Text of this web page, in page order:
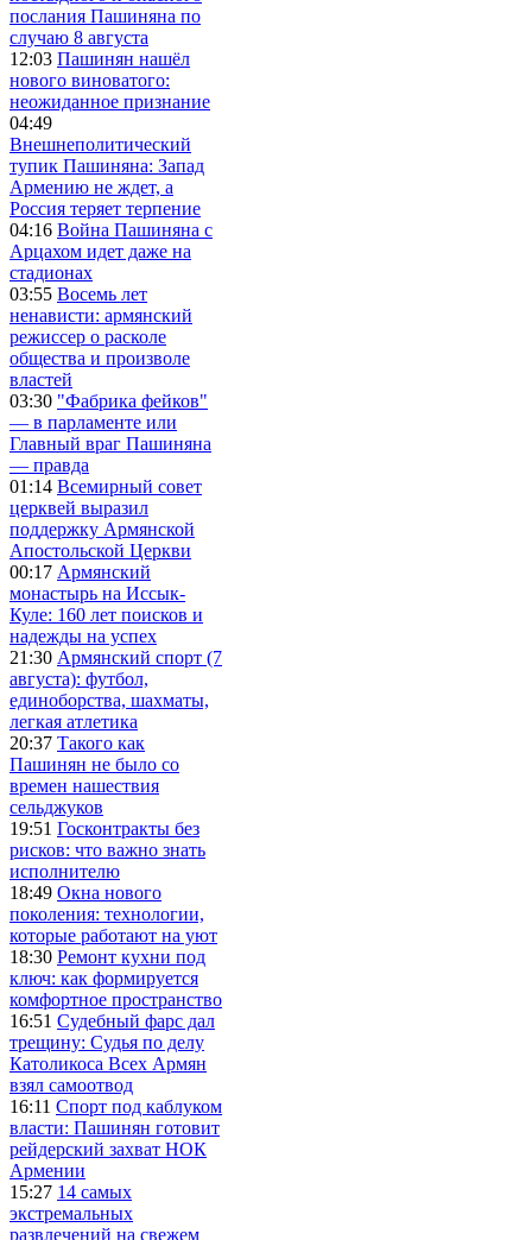
послания Пашиняна по
случаю 8 августа
12:03 Пашинян нашёл
нового виноватого:
неожиданное признание
04:49
Внешнеполитический
тупик Пашиняна: Запад
Армению не ждет, а
Россия теряет терпение
04:16 Война Пашиняна с
Арцахом идет даже на
стадионах
03:55 Восемь лет
ненависти: армянский
режиссер о расколе
общества и произволе
властей
03:30 "Фабрика фейков"
— в парламенте или
Главный враг Пашиняна
— правда
01:14 Всемирный совет
церквей выразил
поддержку Армянской
Апостольской Церкви
00:17 Армянский
монастырь на Иссык-
Куле: 160 лет поисков и
надежды на успех
21:30 Армянский спорт (7
августа): футбол,
единоборства, шахматы,
легкая атлетика
20:37 Такого как
Пашинян не было со
времен нашествия
сельджуков
19:51 Госконтракты без
рисков: что важно знать
исполнителю
18:49 Окна нового
поколения: технологии,
которые работают на уют
18:30 Ремонт кухни под
ключ: как формируется
комфортное пространство
16:51 Судебный фарс дал
трещину: Судья по делу
Католикоса Всех Армян
взял самоотвод
16:11 Спорт под каблуком
власти: Пашинян готовит
рейдерский захват НОК
Армении
15:27 14 самых
экстремальных
развлечений на свежем